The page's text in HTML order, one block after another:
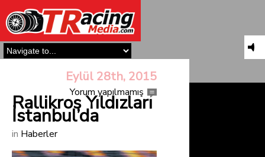
Eylül 28th, 2015
Yorum yapılmamış
Rallikros Yıldızları
İstanbul’da
in Haberler